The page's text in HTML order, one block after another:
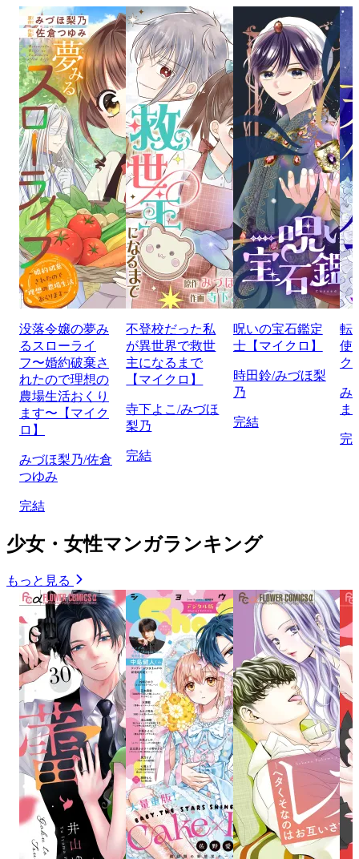
没落令嬢の夢み
るスローライ
フ〜婚約破棄さ
れたので理想の
農場生活おくり
ます〜【マイク
ロ】
みづほ梨乃/佐倉
つゆみ
完結
不登校だった私
が異世界で救世
主になるまで
【マイクロ】
寺下よこ/みづほ
梨乃
完結
呪いの宝石鑑定
士【マイクロ】
時田鈴/みづほ梨
乃
完結
転
使
ク
み
ま
完
少女・女性マンガランキング
もっと見る